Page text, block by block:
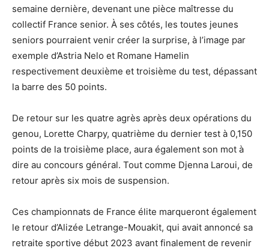
semaine dernière, devenant une pièce maîtresse du
collectif France senior. À ses côtés, les toutes jeunes
seniors pourraient venir créer la surprise, à l’image par
exemple d’Astria Nelo et Romane Hamelin
respectivement deuxième et troisième du test, dépassant
la barre des 50 points.
De retour sur les quatre agrès après deux opérations du
genou, Lorette Charpy, quatrième du dernier test à 0,150
points de la troisième place, aura également son mot à
dire au concours général. Tout comme Djenna Laroui, de
retour après six mois de suspension.
Ces championnats de France élite marqueront également
le retour d’Alizée Letrange-Mouakit, qui avait annoncé sa
retraite sportive début 2023 avant finalement de revenir